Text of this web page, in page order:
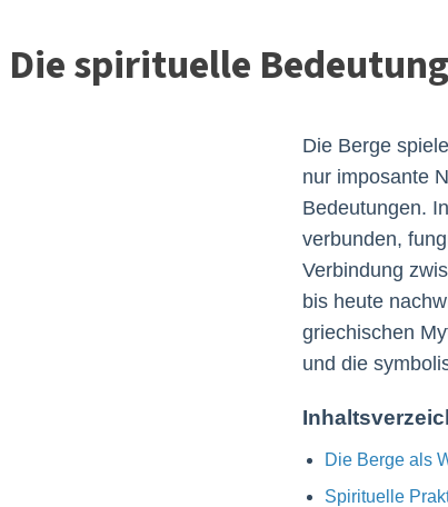
Die spirituelle
Die Berge
nur imposante
Bedeutungen.
verbunden,
Verbindung
bis heute
griechischen
und die
Die Berge als
Spirituelle